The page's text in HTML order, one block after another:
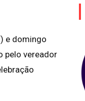
e domingo
pelo vereador